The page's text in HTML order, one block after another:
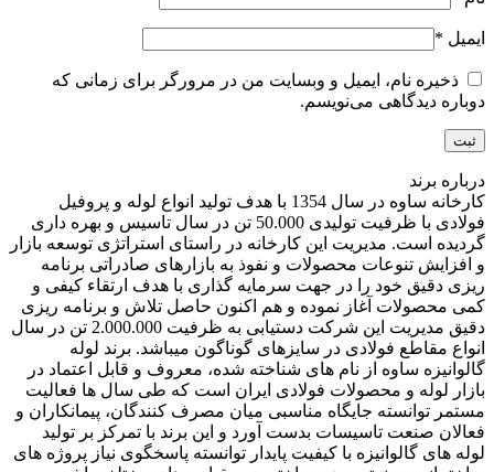
ایمیل *
ذخیره نام، ایمیل و وبسایت من در مرورگر برای زمانی که
دوباره دیدگاهی می‌نویسم.
درباره برند
کارخانه ساوه در سال 1354 با هدف تولید انواع لوله و پروفیل
فولادی با ظرفیت تولیدی 50.000 تن در سال تاسیس و بهره داری
گردیده است. مدیریت این کارخانه در راستای استراتژی توسعه بازار
و افزایش تنوعات محصولات و نفوذ به بازارهای صادراتی برنامه
ریزی دقیق خود را در جهت سرمایه گذاری با هدف ارتقاء کیفی و
کمی محصولات آغاز نموده و هم اکنون حاصل تلاش و برنامه ریزی
دقیق مدیریت این شرکت دستیابی به ظرفیت 2.000.000 تن در سال
انواع مقاطع فولادی در سایزهای گوناگون میباشد. برند لوله
گالوانیزه ساوه از نام های شناخته شده، معروف و قابل اعتماد در
بازار لوله و محصولات فولادی ایران است که طی سال ها فعالیت
مستمر توانسته جایگاه مناسبی میان مصرف کنندگان، پیمانکاران و
فعالان صنعت تاسیسات بدست آورد و این برند با تمرکز بر تولید
لوله های گالوانیزه با کیفیت پایدار توانسته پاسخگوی نیاز پروژه های